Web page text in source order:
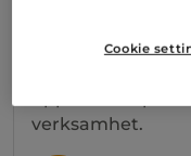
Prenumerera
Med vår
verksamhet.
Cookie